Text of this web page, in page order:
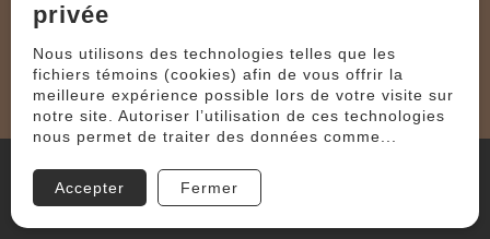
FERLAND DUPUIS, MAISON FUNÉRAIRE
PROPULSÉ PAR
privée
Nous utilisons des technologies telles que les
fichiers témoins (cookies) afin de vous offrir la
meilleure expérience possible lors de votre visite sur
notre site. Autoriser l’utilisation de ces technologies
nous permet de traiter des données comme...
Accepter Fermer